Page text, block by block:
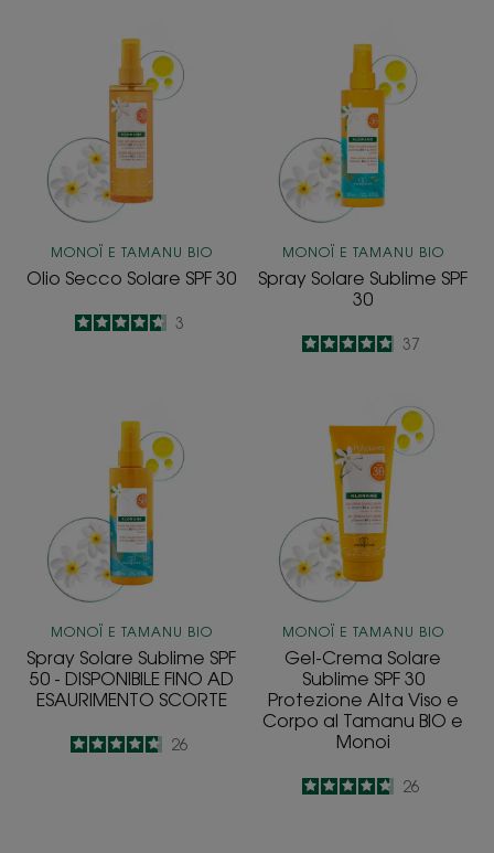
Secco
Solare
SPF
30
MONOÏ E TAMANU BIO
Olio Secco Solare SPF 30
4.7
/
5
3
Solare
Sublime
SPF
30
MONOÏ E TAMANU BIO
Spray Solare Sublime SPF
30
4.8
/
5
37
Solare
Sublime
SPF
50
-
DISPONIBILE
FINO
ESAURIMENTO
SCORTE
MONOÏ E TAMANU BIO
Spray Solare Sublime SPF
50 - DISPONIBILE FINO AD
ESAURIMENTO SCORTE
4.7
/
5
26
Gel-
Crema
Solare
Sublime
SPF
30
Protezione
Corpo
al
Tamanu
BIO
e
MONOÏ E TAMANU BIO
Gel-Crema Solare
Sublime SPF 30
Protezione Alta Viso e
Corpo al Tamanu BIO e
Monoi
4.7
/
5
26